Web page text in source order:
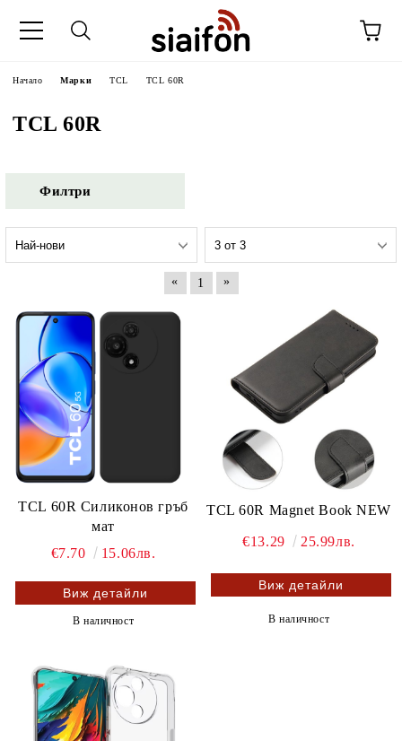
Начало Марки TCL TCL 60R
TCL 60R
Филтри
« 1 »
TCL 60R Силиконов гръб
мат
€7.70
15.06лв.
Виж детайли
В наличност
TCL 60R Magnet Book NEW
€13.29 25.99лв.
Виж детайли
В наличност